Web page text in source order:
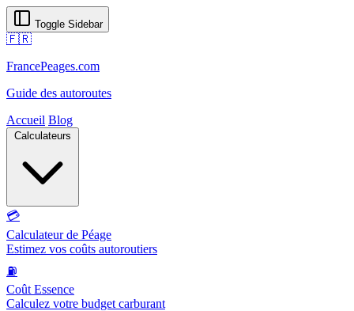
Toggle Sidebar
🇫🇷
FrancePeages.com
Guide des autoroutes
Accueil Blog
Calculateurs
💳
Calculateur de Péage
Estimez vos coûts autoroutiers
⛽
Coût Essence
Calculez votre budget carburant